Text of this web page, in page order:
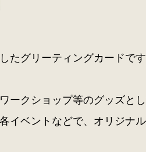
たグリーティングカードです
クショップ等のグッズとし
イベントなどで、オリジナ